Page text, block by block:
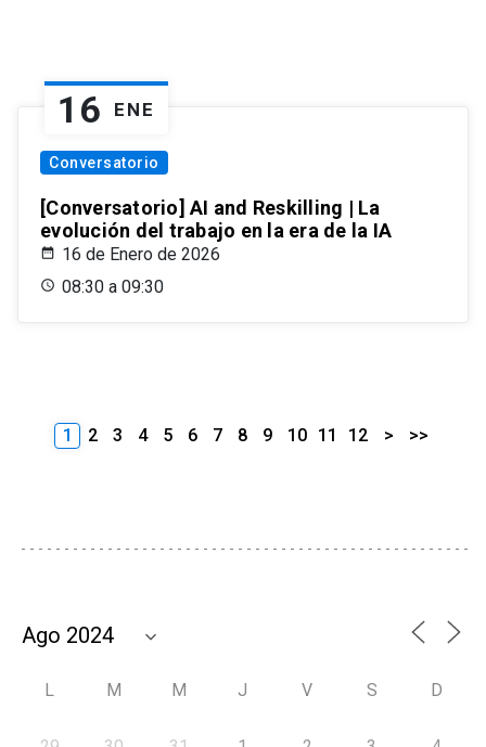
16 ENE
Conversatorio
[Conversatorio] AI and Reskilling | La
evolución del trabajo en la era de la IA
16 de Enero de 2026
08:30 a 09:30
1 2 3 4 5 6 7 8 9 10 11 12 > >>
L M M J V S D